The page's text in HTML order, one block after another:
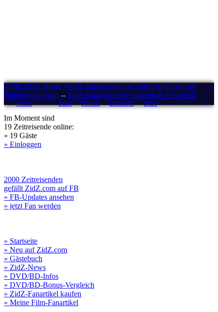
07.08.2026: Heute vor 22 Jahren fand das ZidZ-Fantreffen am
Nürburgring statt! -- ZidZ-Fanartikel bei Amazon.de bestellen!
Menü Start Forum Drehorte Stars
Im Moment sind
19 Zeitreisende online:
» 19 Gäste
» Einloggen
2000 Zeitreisenden
gefällt ZidZ.com auf FB
» FB-Updates ansehen
» jetzt Fan werden
» Startseite
» Neu auf ZidZ.com
» Gästebuch
» ZidZ-News
» DVD/BD-Infos
» DVD/BD-Bonus-Vergleich
» ZidZ-Fanartikel kaufen
» Meine Film-Fanartikel